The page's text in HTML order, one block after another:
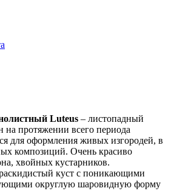
Luteus – листопадный
на протяжении всего периода
для оформления живых изгородей, в
композиций. Очень красиво
хвойных кустарников.
куст с поникающими
округлую шаровидную форму